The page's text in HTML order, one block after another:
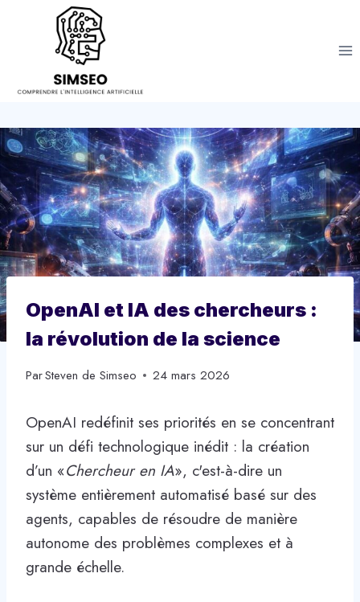
OpenAI et IA des chercheurs :
la révolution de la science
ParSteven de Simseo 24 mars 2026
OpenAI redéfinit ses priorités en se concentrant
sur un défi technologique inédit : la création
d’un «Chercheur en IA», c'est-à-dire un
système entièrement automatisé basé sur des
agents, capables de résoudre de manière
autonome des problèmes complexes et à
grande échelle.